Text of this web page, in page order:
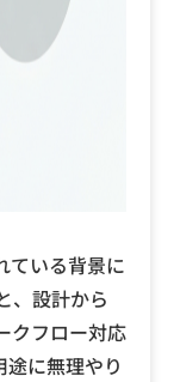
ている背景に
、設計から
クフロー対応
に無理やり